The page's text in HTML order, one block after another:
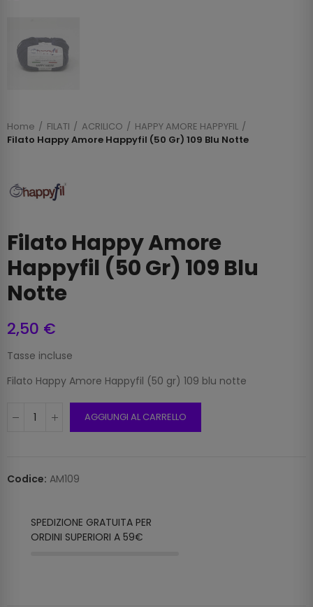
Home FILATI ACRILICO
HAPPY AMORE HAPPYFIL
Filato Happy Amore Happyfil (50 Gr) 109 Blu Notte
Filato Happy Amore
Happyfil (50 Gr) 109 Blu
Notte
2,50 €
Tasse incluse
Filato Happy Amore Happyfil (50 gr) 109 blu notte
AGGIUNGI AL CARRELLO
Codice: AM109
SPEDIZIONE GRATUITA PER
ORDINI SUPERIORI A 59€